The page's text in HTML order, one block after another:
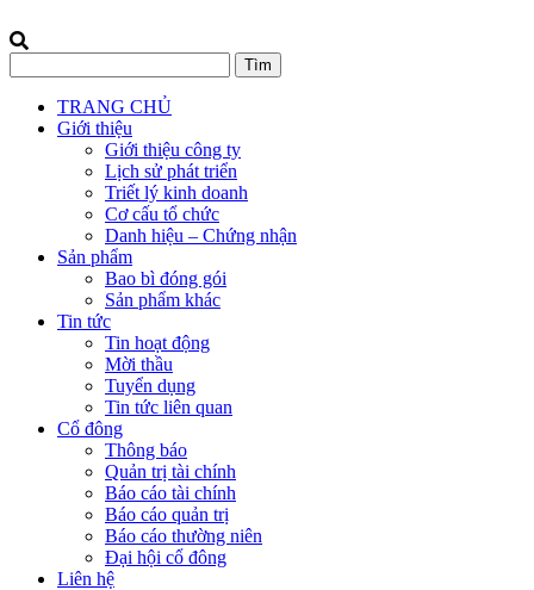
TRANG CHỦ
Giới thiệu
Giới thiệu công ty
Lịch sử phát triển
Triết lý kinh doanh
Cơ cấu tổ chức
Danh hiệu – Chứng nhận
Sản phẩm
Bao bì đóng gói
Sản phẩm khác
Tin tức
Tin hoạt động
Mời thầu
Tuyển dụng
Tin tức liên quan
Cổ đông
Thông báo
Quản trị tài chính
Báo cáo tài chính
Báo cáo quản trị
Báo cáo thường niên
Đại hội cổ đông
Liên hệ